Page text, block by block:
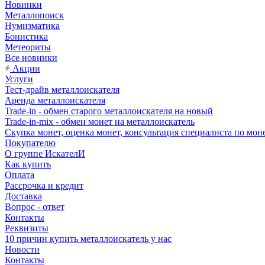
Новинки
Металлопоиск
Нумизматика
Бонистика
Метеориты
Все новинки
Акции
Услуги
Тест-драйв металлоискателя
Аренда металлоискателя
Trade-in - обмен старого металлоискателя на новый
Trade-in-mix - обмен монет на металлоискатель
Скупка монет, оценка монет, консультация специалиста по
Покупателю
О группе ИскателИ
Как купить
Оплата
Рассрочка и кредит
Доставка
Вопрос - ответ
Контакты
Реквизиты
10 причин купить металлоискатель у нас
Новости
Контакты